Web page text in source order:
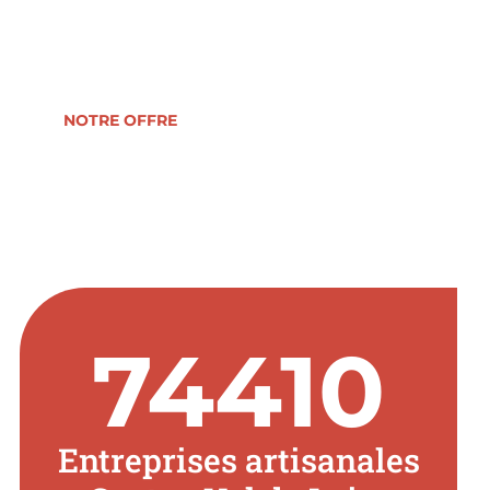
NOTRE OFFRE
74410
Entreprises artisanales